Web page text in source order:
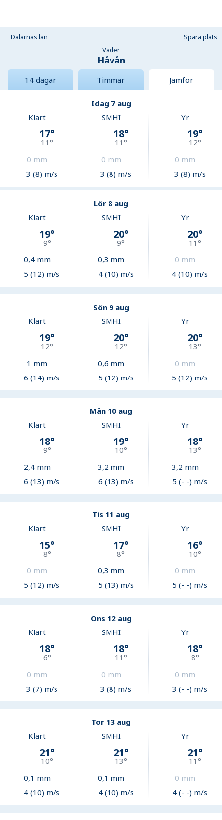
Dalarnas län
Spara plats
Väder
Håvån
14 dagar Timmar Jämför
Idag 7 aug
Klart
17°
11°
0 mm
3 (8) m/s
SMHI
18°
11 °
0 mm
3 (8) m/s
Yr
19°
12°
0 mm
3 (8) m/s
Lör 8 aug
Klart
19°
9°
0,4mm
5 (12) m/s
SMHI
20°
9°
0,3 mm
4 (10) m/s
Yr
20°
11°
0 mm
4 (10) m/s
Sön 9 aug
Klart
19°
12°
1 mm
6 (14) m/s
SMHI
20°
12°
0,6 mm
5 (12) m/s
Yr
20°
13°
0 mm
5 (12) m/s
Mån 10 aug
Klart
18°
9°
2,4mm
6 (13) m/s
SMHI
19°
10°
3,2 mm
6 (13) m/s
Yr
18°
13°
3,2 mm
5 (- -) m/s
Tis 11 aug
Klart
15°
8°
0 mm
5 (12) m/s
SMHI
17°
8°
0,3 mm
5 (13) m/s
Yr
16°
10°
0 mm
5 (- -) m/s
Ons 12 aug
Klart
18°
6°
0 mm
3 (7) m/s
SMHI
18°
11 °
0 mm
3 (8) m/s
Yr
18°
8°
0 mm
3 (- -) m/s
Tor 13 aug
Klart
21°
10°
0,1 mm
4 (10) m/s
SMHI
21°
13°
0,1 mm
4 (10) m/s
Yr
21°
11°
0 mm
4 (- -) m/s